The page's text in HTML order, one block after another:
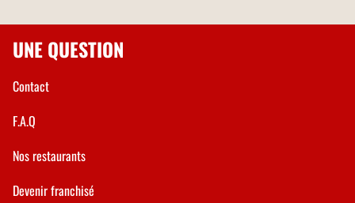
UNE QUESTION
Contact
F.A.Q
Nos restaurants
Devenir franchisé